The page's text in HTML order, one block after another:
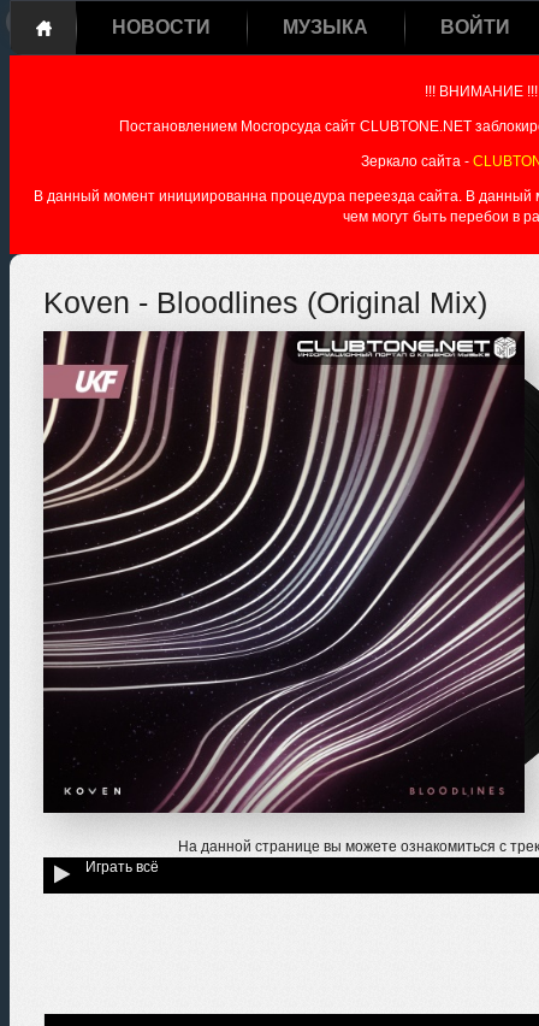
НОВОСТИ МУЗЫКА ВОЙТИ
!!! ВНИМАНИЕ !!!
Постановлением Мосгорсуда сайт CLUBTONE.NET
Зеркало сайта -
В данный момент инициированна процедура переезда сайта. В данный
чем могут быть перебои в
Koven - Bloodlines (Original Mix)
На данной странице вы можете ознакомиться с
Играть всё